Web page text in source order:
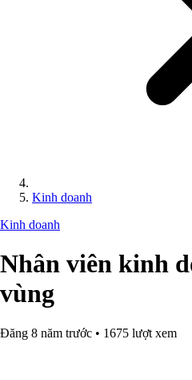
Kinh doanh
Kinh doanh
Nhân viên kinh
vùng
Đăng 8 năm trước • 1675 lượt xem